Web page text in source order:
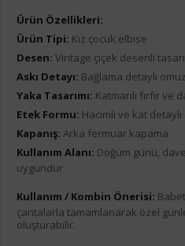
Ürün Özellikleri:
Ürün Tipi: Kız çocuk elbise
Desen: Vintage çiçek desenli
Askı Detayı: Bağlama detaylı
Yaka Tasarımı: Katmanlı fırfır ve
Etek Formu: Hacimli ve kat detaylı
Kapanış: Arka fermuar kapama
Kullanım Alanı: Doğum günü,
uygundur
Kullanım / Kombin Önerisi:
çantalarla tamamlanarak özel
oluşturabilir.